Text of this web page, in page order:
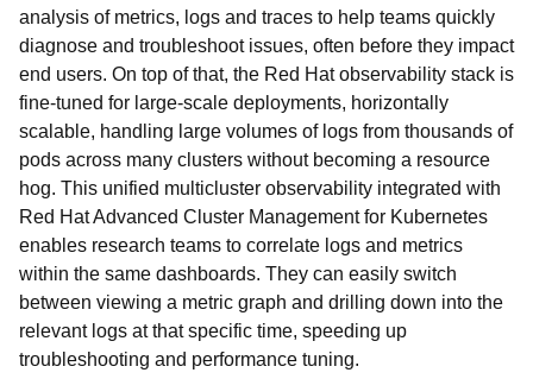
analysis of metrics, logs and traces to help teams quickly
diagnose and troubleshoot issues, often before they impact
end users. On top of that, the Red Hat observability stack is
fine-tuned for large-scale deployments, horizontally
scalable, handling large volumes of logs from thousands of
pods across many clusters without becoming a resource
hog. This unified multicluster observability integrated with
Red Hat Advanced Cluster Management for Kubernetes
enables research teams to correlate logs and metrics
within the same dashboards. They can easily switch
between viewing a metric graph and drilling down into the
relevant logs at that specific time, speeding up
troubleshooting and performance tuning.